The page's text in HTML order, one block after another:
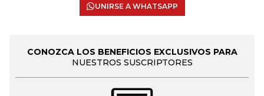
UNIRSE A WHATSAPP
CONOZCA LOS BENEFICIOS EXCLUSIVOS PARA
NUESTROS SUSCRIPTORES